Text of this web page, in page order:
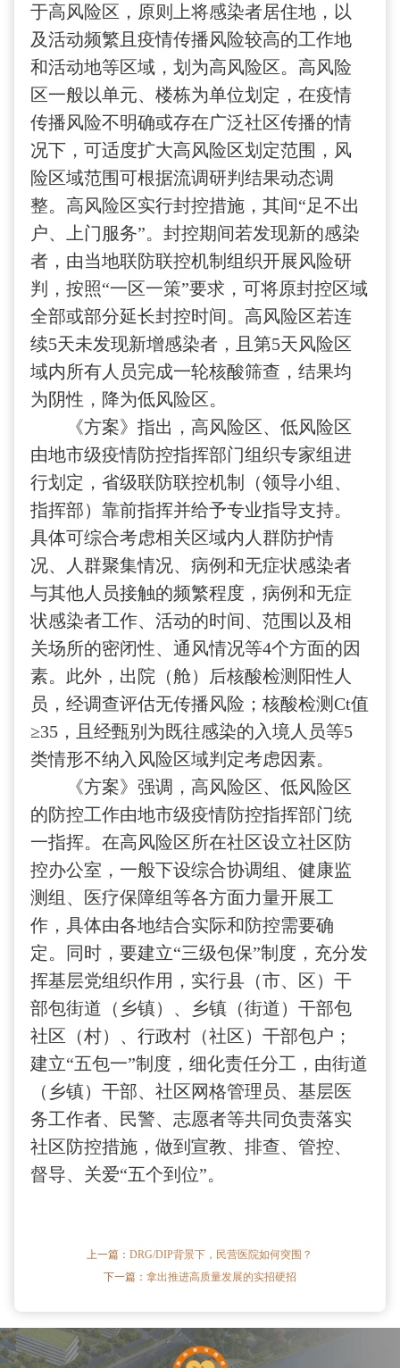
于高风险区，原则上将感染者居住地，以
及活动频繁且疫情传播风险较高的工作地
和活动地等区域，划为高风险区。高风险
区一般以单元、楼栋为单位划定，在疫情
传播风险不明确或存在广泛社区传播的情
况下，可适度扩大高风险区划定范围，风
险区域范围可根据流调研判结果动态调
整。高风险区实行封控措施，其间“足不出
户、上门服务”。封控期间若发现新的感染
者，由当地联防联控机制组织开展风险研
判，按照“一区一策”要求，可将原封控区域
全部或部分延长封控时间。高风险区若连
续5天未发现新增感染者，且第5天风险区
域内所有人员完成一轮核酸筛查，结果均
为阴性，降为低风险区。
《方案》指出，高风险区、低风险区
由地市级疫情防控指挥部门组织专家组进
行划定，省级联防联控机制（领导小组、
指挥部）靠前指挥并给予专业指导支持。
具体可综合考虑相关区域内人群防护情
况、人群聚集情况、病例和无症状感染者
与其他人员接触的频繁程度，病例和无症
状感染者工作、活动的时间、范围以及相
关场所的密闭性、通风情况等4个方面的因
素。此外，出院（舱）后核酸检测阳性人
员，经调查评估无传播风险；核酸检测Ct值
≥35，且经甄别为既往感染的入境人员等5
类情形不纳入风险区域判定考虑因素。
《方案》强调，高风险区、低风险区
的防控工作由地市级疫情防控指挥部门统
一指挥。在高风险区所在社区设立社区防
控办公室，一般下设综合协调组、健康监
测组、医疗保障组等各方面力量开展工
作，具体由各地结合实际和防控需要确
定。同时，要建立“三级包保”制度，充分发
挥基层党组织作用，实行县（市、区）干
部包街道（乡镇）、乡镇（街道）干部包
社区（村）、行政村（社区）干部包户；
建立“五包一”制度，细化责任分工，由街道
（乡镇）干部、社区网格管理员、基层医
务工作者、民警、志愿者等共同负责落实
社区防控措施，做到宣教、排查、管控、
督导、关爱“五个到位”。
上一篇：DRG/DIP背景下，民营医院如何突围？
下一篇： 拿出推进高质量发展的实招硬招